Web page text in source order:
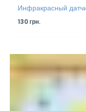
Инфракрасный
130грн.